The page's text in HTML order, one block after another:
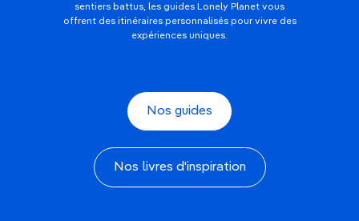
sentiers battus, les guides Lonely Planet vous
offrent des itinéraires personnalisés pour vivre des
expériences uniques.
Nos guides
Nos livres d'inspiration